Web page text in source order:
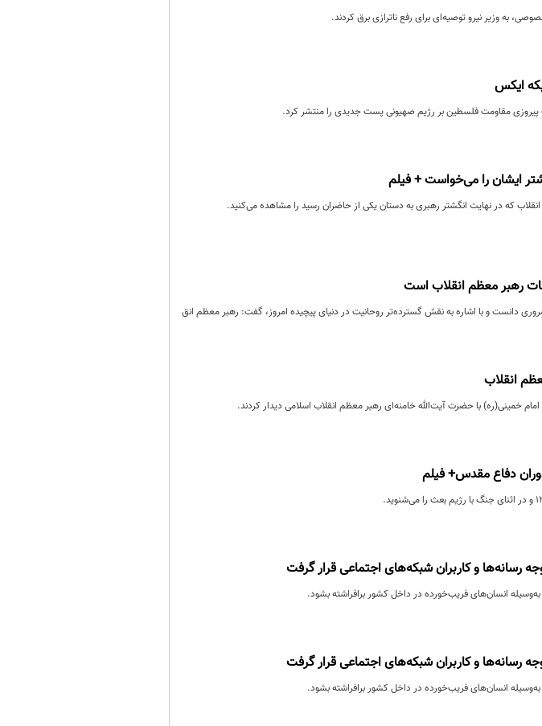
به وزیر نیرو توصیه‌ای برای رفع ناترازی برق کردند.
ایکس
مقاومت فلسطین بر رژیم صهیونی پست جدیدی را منتشر کرد.
ایشان را می‌خواست + فیلم
که در نهایت انگشتر رهبری به دستان یکی از حاضران رسید را مشاهده می‌کنید.
رهبر معظم انقلاب است
دانست و با اشاره به نقش گسترده‌تر روحانیت در دنیای پیچیده امروز، گفت: رهبر معظم انق
انقلاب
خمینی(ره) با حضرت آیت‌الله خامنه‌ای رهبر معظم انقلاب اسلامی دیدار کردند.
دفاع مقدس+ فیلم
رسانه‌ها و کاربران شبکه‌های اجتماعی قرار گرفت
انسان‌های فریب‌خورده در داخل کشور برافراشته بشود.
رسانه‌ها و کاربران شبکه‌های اجتماعی قرار گرفت
انسان‌های فریب‌خورده در داخل کشور برافراشته بشود.